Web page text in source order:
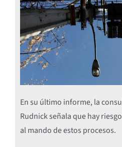
En su último informe, la
Rudnick señala que hay
al mando de estos procesos.